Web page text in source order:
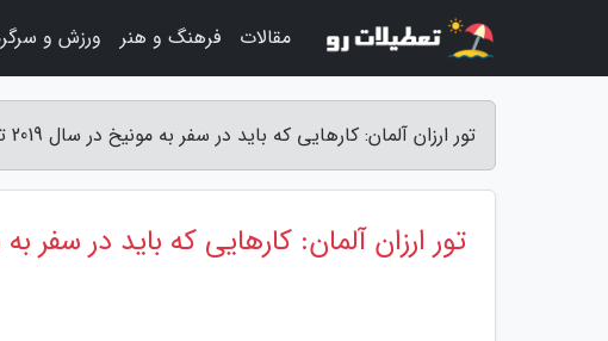
تور ارزان آلمان: کارهایی که باید در سفر به مونیخ در سال 2019 تجربه کنید - عاشقان علم الکترونیک
تور ارزان آلمان: کارهایی که باید در سفر به مونیخ در
مقالات فرهنگ و هنر ورزش و